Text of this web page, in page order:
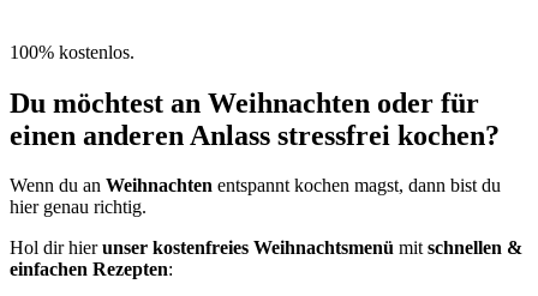
100% kostenlos.
Du möchtest an Weihnachten oder für
einen anderen Anlass stressfrei kochen? ​
Wenn du an Weihnachten entspannt kochen magst, dann bist du
hier genau richtig.
Hol dir hierunser kostenfreies Weihnachtsmenü mitschnellen &
einfachen Rezepten: